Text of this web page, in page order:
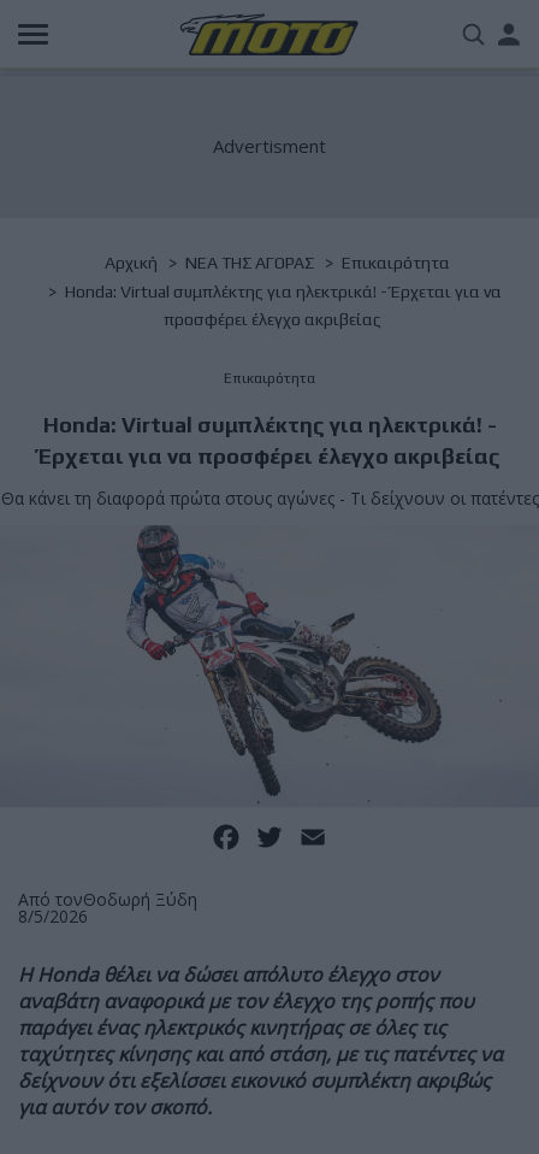
Παράκαμψη
προς
Breadcrumb
Αρχική NΕΑ ΤΗΣ ΑΓΟΡΑΣ
Επικαιρότητα
Honda: Virtual συμπλέκτης για ηλεκτρικά! - Έρχεται για να
προσφέρει έλεγχο ακριβείας
Επικαιρότητα
Honda: Virtual συμπλέκτης για ηλεκτρικά! -
Έρχεται για να προσφέρει έλεγχο ακριβείας
Θα κάνει τη διαφορά πρώτα στους αγώνες - Τι δείχνουν οι πατέντες
Facebook
Twitter
Από τονΘοδωρή Ξύδη
8/5/2026
Η Honda θέλει να δώσει απόλυτο έλεγχο στον
αναβάτη αναφορικά με τον έλεγχο της ροπής που
παράγει ένας ηλεκτρικός κινητήρας σε όλες τις
ταχύτητες κίνησης και από στάση, με τις πατέντες να
δείχνουν ότι εξελίσσει εικονικό συμπλέκτη ακριβώς
για αυτόν τον σκοπό.